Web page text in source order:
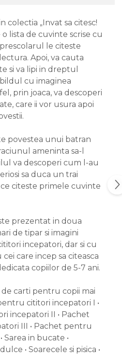
colectia „Invat sa citesc!
lista de cuvinte scrise cu
le citeste
Apoi, va cauta
si va lipi in dreptul
cu imaginea
prin joaca, va descoperi
care ii vor usura apoi
povestea unui batran
ameninta sa-l
va descoperi cum l-au
sa duca un trai
citeste primele cuvinte
prezentat in doua
de tipar si imagini
incepatori, dar si cu
care incep sa citeasca
copiilor de 5-7 ani.
de carti pentru copii mai
cititori incepatori I •
incepatori II • Pachet
III • Pachet pentru
Sarea in bucate •
• Soarecele si pisica •